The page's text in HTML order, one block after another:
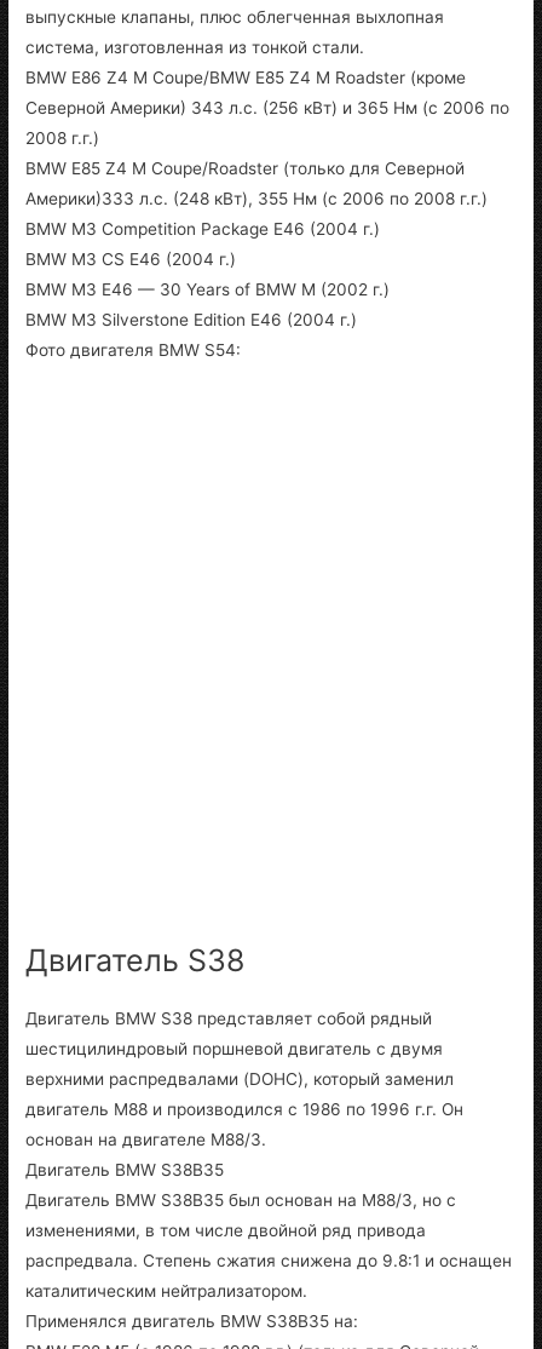
выпускные клапаны, плюс облегченная выхлопная
система, изготовленная из тонкой стали.
BMW E86 Z4 M Coupe/BMW E85 Z4 M Roadster (кроме
Северной Америки) 343 л.с. (256 кВт) и 365 Нм (с 2006 по
2008 г.г.)
BMW E85 Z4 M Coupe/Roadster (только для Северной
Америки)333 л.с. (248 кВт), 355 Нм (с 2006 по 2008 г.г.)
BMW M3 Competition Package E46 (2004 г.)
BMW M3 CS E46 (2004 г.)
BMW M3 E46 — 30 Years of BMW M (2002 г.)
BMW M3 Silverstone Edition E46 (2004 г.)
Фото двигателя BMW S54:
Двигатель S38
Двигатель BMW S38 представляет собой рядный
шестицилиндровый поршневой двигатель с двумя
верхними распредвалами (DOHC), который заменил
двигатель M88 и производился с 1986 по 1996 г.г. Он
основан на двигателе M88/3.
Двигатель BMW S38B35
Двигатель BMW S38B35 был основан на M88/3, но с
изменениями, в том числе двойной ряд привода
распредвала. Степень сжатия снижена до 9.8:1 и оснащен
каталитическим нейтрализатором.
Применялся двигатель BMW S38B35 на: